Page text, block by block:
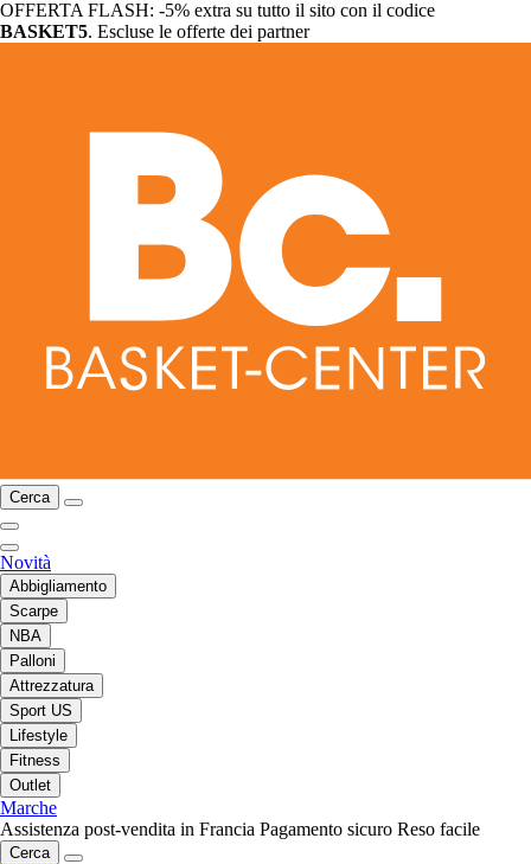
OFFERTA FLASH: -5% extra su tutto il sito con il codice
BASKET5. Escluse le offerte dei partner
Cerca
Novità
Abbigliamento
Scarpe
NBA
Palloni
Attrezzatura
Sport US
Lifestyle
Fitness
Outlet
Marche
Assistenza post-vendita in Francia Pagamento sicuro Reso facile
Cerca